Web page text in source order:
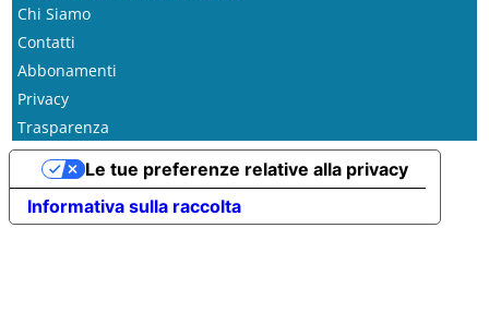
Chi Siamo
Contatti
Abbonamenti
Privacy
Trasparenza
Informativa sulla raccolta
Le tue preferenze relative alla privacy